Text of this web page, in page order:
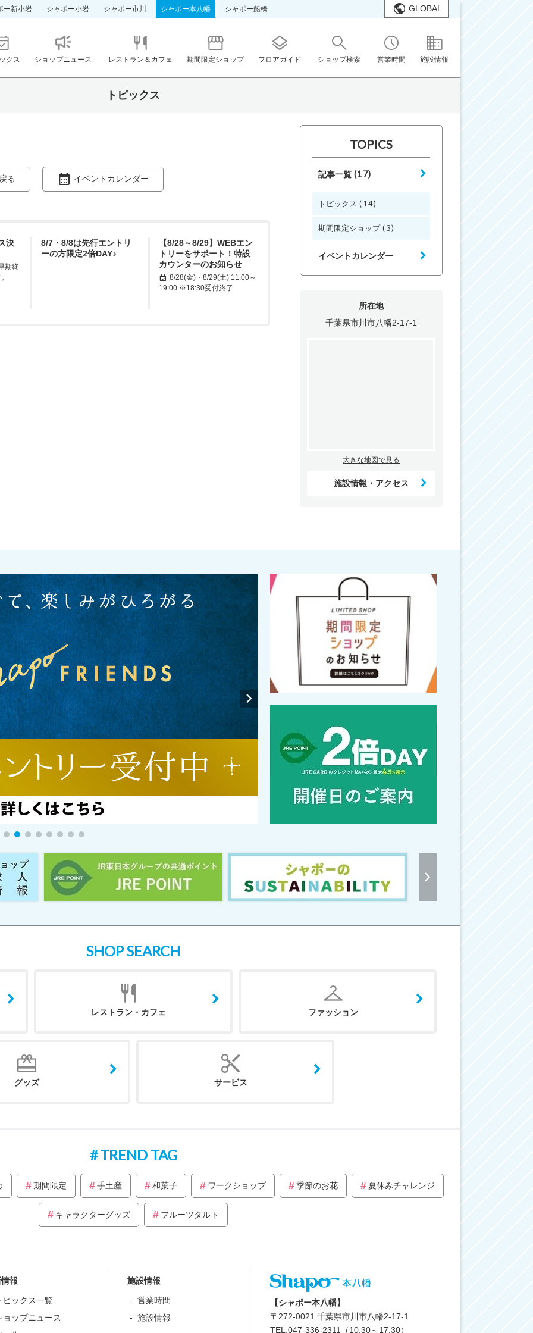
ー新小岩 シャポー小岩 シャポー市川 シャポー本八幡 シャポー船橋 GLOBAL
クス ショップニュース レストラン＆カフェ 期間限定ショップ フロアガイド ショップ検索 営業時間 施設情報
トピックス
る イベントカレンダー
決
期終
8/7・8/8は先行エントリ
ーの方限定2倍DAY♪
【8/28～8/29】WEBエン
トリーをサポート！特設
カウンターのお知らせ
8/28(金)・8/29(土) 11:00～
19:00 ※18:30受付終了
TOPICS
記事一覧 (17)
トピックス (14)
期間限定ショップ(3)
イベントカレンダー
所在地
千葉県市川市八幡2-17-1
大きな地図で見る
施設情報・アクセス
SHOP SEARCH
レストラン・カフェ ファッション
グッズ サービス
TREND TAG
期間限定 手土産 和菓子 ワークショップ 季節のお花 夏休みチャレンジ
キャラクターグッズ フルーツタルト
報
ピックス一覧
ョップニュース
施設情報
営業時間
施設情報
【シャポー本八幡】
〒 272-0021 千葉県市川市八幡2-17-1
TEL:047-336-2311（10:30～17:30）